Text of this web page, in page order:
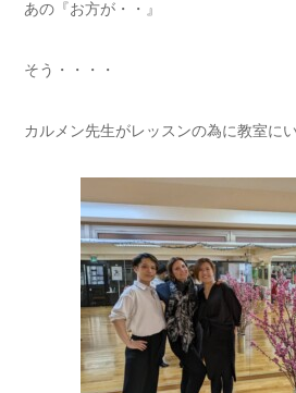
あの『お方が・・』
そう・・・・
カルメン先生がレッスンの為に教室に